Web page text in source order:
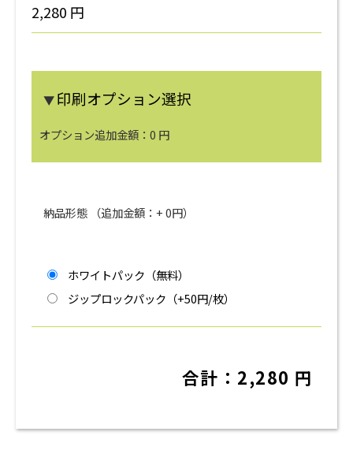
2,280 円
▼印刷オプション選択
オプション追加金額： 0 円
納品形態 （追加金額：+0円）
ホワイトパック（無料）
ジップロックパック（+50円/枚）
合計： 2,280 円